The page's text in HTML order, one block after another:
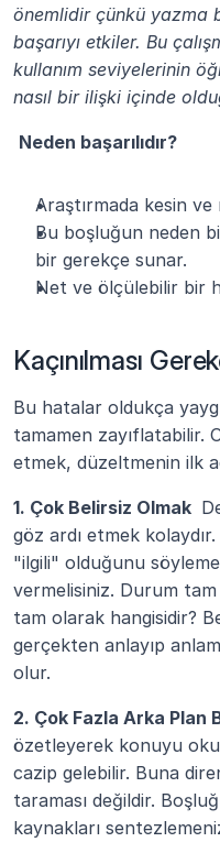
önemlidir çünkü yazma
başarıyı etkiler. Bu
kullanım seviyelerinin
nasıl bir ilişki içinde
Neden başarılıdır?
Araştırmada kesin
Bu boşluğun neden
bir gerekçe sunar.
Net ve ölçülebilir bir
Kaçınılması
Bu hatalar oldukça
tamamen zayıflatabilir.
etmek, düzeltmenin ilk
1. Çok Belirsiz Olmak
göz ardı etmek
"ilgili" olduğunu
vermelisiniz. Durum
tam olarak hangisidir?
gerçekten anlayıp
olur.
2. Çok Fazla Arka Plan
özetleyerek konuyu
cazip gelebilir. Buna
taraması değildir.
kaynakları